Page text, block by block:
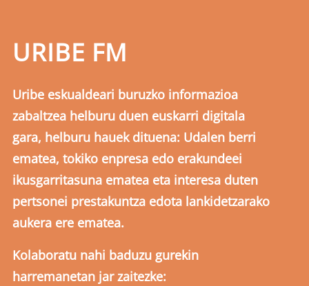
URIBE FM
Uribe eskualdeari buruzko informazioa
zabaltzea helburu duen euskarri digitala
gara, helburu hauek dituena: Udalen berri
ematea, tokiko enpresa edo erakundeei
ikusgarritasuna ematea eta interesa duten
pertsonei prestakuntza edota lankidetzarako
aukera ere ematea.
Kolaboratu nahi baduzu gurekin
harremanetan jar zaitezke: